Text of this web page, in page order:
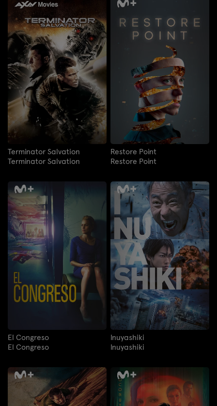
Terminator Salvation
Terminator Salvation
Restore Point
Restore Point
El Congreso
El Congreso
Inuyashiki
Inuyashiki